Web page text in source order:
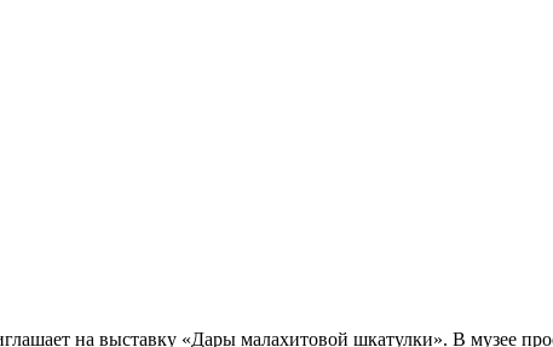
на выставку «Дары малахитовой шкатулки». В музее